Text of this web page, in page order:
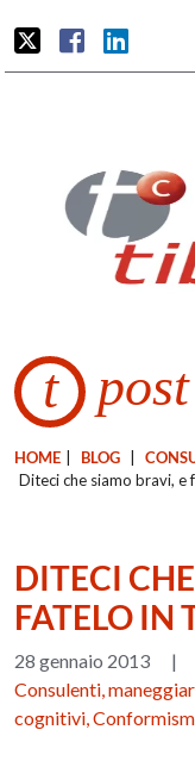
t post
HOME BLOG
Diteci che siamo bravi, e
DITECI
FATELO IN
28 gennaio 2013 |
Consulenti,
cognitivi,